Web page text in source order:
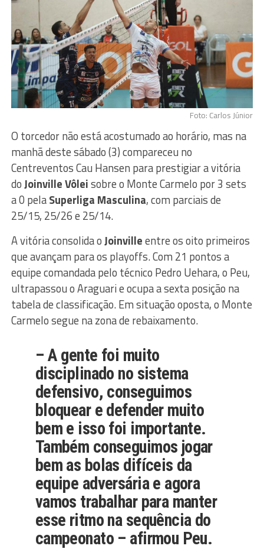
Foto: Carlos Júnior
O torcedor não está acostumado ao horário, mas na
manhã deste sábado (3) compareceu no
Centreventos Cau Hansen para prestigiar a vitória
doJoinville Vôleisobre o Monte Carmelo por 3 sets
a 0 pelaSuperliga Masculina, com parciais de
25/15, 25/26 e 25/14.
A vitória consolida oJoinvilleentre os oito primeiros
que avançam para os playoffs. Com 21 pontos a
equipe comandada pelo técnico Pedro Uehara, o Peu,
ultrapassou o Araguari e ocupa a sexta posição na
tabela de classificação. Em situação oposta, o Monte
Carmelo segue na zona de rebaixamento.
– A gente foi muito
disciplinado no sistema
defensivo, conseguimos
bloquear e defender muito
bem e isso foi importante.
Também conseguimos jogar
bem as bolas difíceis da
equipe adversária e agora
vamos trabalhar para manter
esse ritmo na sequência do
campeonato – afirmou Peu.